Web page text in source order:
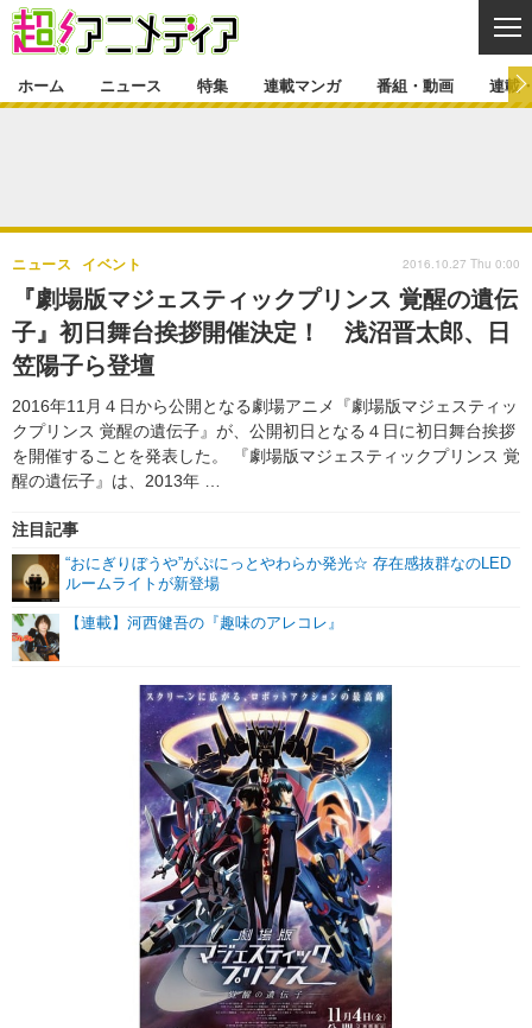
ゲーム・アプリ マンガ
グッズ イベント
声優
舞台 新帝スタ
特集一覧 カバー
ラキりす
連載マンガ
連載マンガ一覧 連載一覧
番組・動画
番組・動画一覧 ラジオ
動画
連載・ブログ
連載・ブログ一覧
編集部ブログ・お知らせ
ホーム ニュース 特集 連載マンガ 番組・動画 連載
『劇場版マジェスティックプリンス 覚醒の遺伝
子』初日舞台挨拶開催決定！ 浅沼晋太郎、日
笠陽子ら登壇
2016年11月４日から公開となる劇場アニメ『劇場版マジェスティッ
クプリンス 覚醒の遺伝子』が、公開初日となる４日に初日舞台挨拶
を開催することを発表した。 『劇場版マジェスティックプリンス 覚
醒の遺伝子』は、2013年 …
ニュース イベント
注目記事
“おにぎりぼうや”がぷにっとやわらか発光☆ 存在感抜群なのLED
ルームライトが新登場
【連載】河西健吾の『趣味のアレコレ』
2016.10.27 Thu 0:00